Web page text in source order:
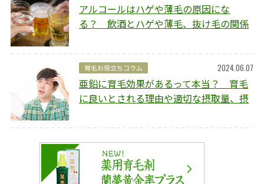
アルコールはハゲや薄毛の原因にな
る？ 飲酒とハゲや薄毛、抜け毛の関係
育毛お役立ちコラム 2024.06.07
亜鉛に育毛効果があるって本当？ 育毛
に良いとされる理由や適切な摂取量、摂